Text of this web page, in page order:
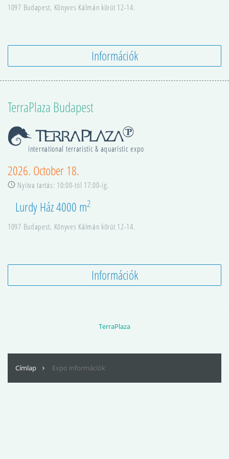
1097 Budapest, Könyves Kálmán körút 12-14.
Információk
TerraPlaza Budapest
international terraristic & aquaristic expo
2026. October 18.
Nyitva tartás: 10:00-tól 17:00-ig.
Lurdy Ház 4000 m2
1097 Budapest, Könyves Kálmán körút 12-14.
Információk
TerraPlaza
Címlap Expo információk